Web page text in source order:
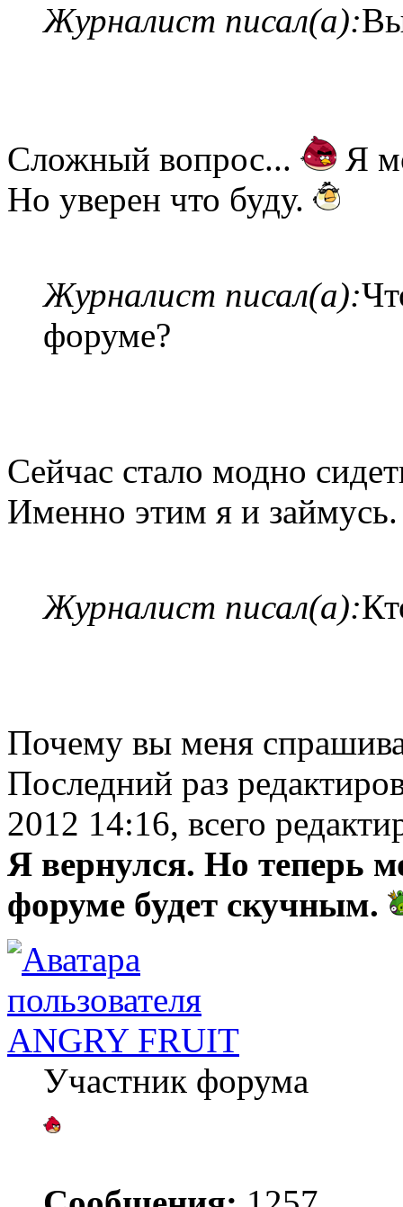
Журналист писал(а):
Сложный вопрос...
Я
Но уверен что буду.
Журналист писал(а):
форуме?
Сейчас стало модно
Именно этим я и
Журналист писал(а):
Почему вы меня
Последний раз
2012 14:16, всего
Я вернулся. Но теперь
форуме будет скучным.
ANGRY FRUIT
Участник форума